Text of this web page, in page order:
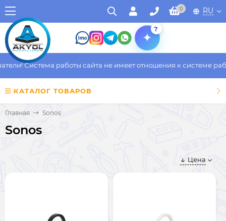
0 RU
?
Система работы сайта не имеет отношения к системе
КАТАЛОГ ТОВАРОВ
Главная Sonos
Sonos
Цена